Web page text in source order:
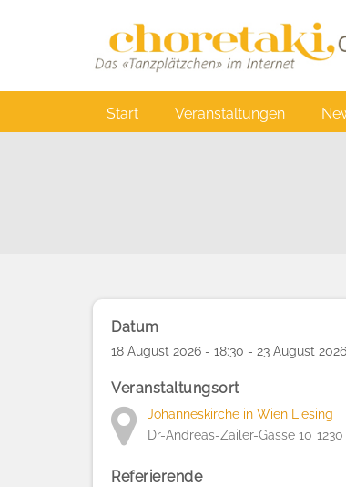
Main
navigation
Start Veranstaltungen
Datum
18 August 2026 - 18:30 - 23 August
Veranstaltungsort
Johanneskirche in Wien Liesing
Dr-Andreas-Zailer-Gasse 10 1230
Referierende